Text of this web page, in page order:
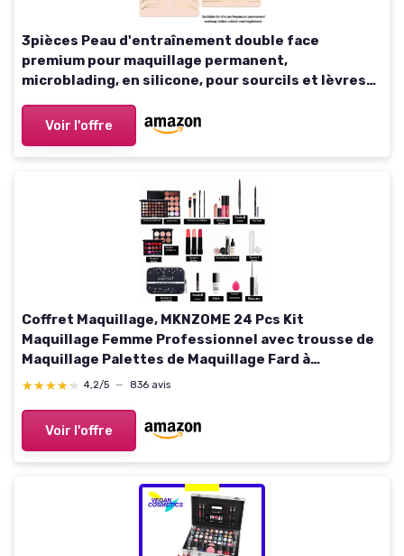
3pièces Peau d'entraînement double face
premium pour maquillage permanent,
microblading, en silicone, pour sourcils et lèvres
Voir l'offre
Coffret Maquillage, MKNZOME 24 Pcs Kit
Maquillage Femme Professionnel avec trousse de
Maquillage Palettes de Maquillage Fard à
paupières Brillant à lèvres Ensemble de cadeau
★★★★★
★★★★★ 4,2/5 — 836 avis
Voir l'offre